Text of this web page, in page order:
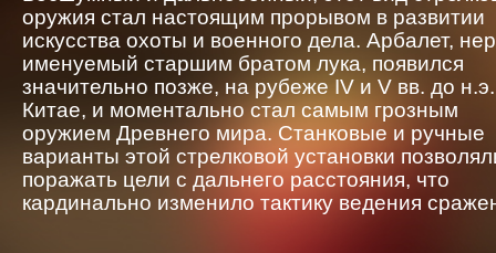
оружия стал настоящим прорывом в развитии
искусства охоты и военного дела. Арбалет,
именуемый старшим братом лука, появился
значительно позже, на рубеже IV и V вв. до
Китае, и моментально стал самым грозным
оружием Древнего мира. Станковые и ручные
варианты этой стрелковой установки
поражать цели с дальнего расстояния, что
кардинально изменило тактику ведения